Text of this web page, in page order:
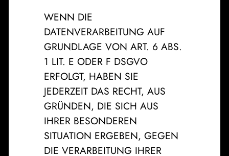
WENN DIE
DATENVERARBEITUNG AUF
GRUNDLAGE VON ART. 6 ABS.
1 LIT. E ODER F DSGVO
ERFOLGT, HABEN SIE
JEDERZEIT DAS RECHT, AUS
GRÜNDEN, DIE SICH AUS
IHRER BESONDEREN
SITUATION ERGEBEN, GEGEN
DIE VERARBEITUNG IHRER